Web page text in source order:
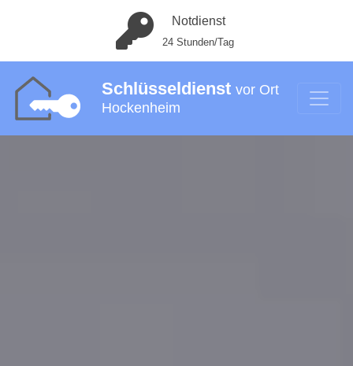
Notdienst
24 Stunden/Tag
Schlüsseldienst vor Ort
Hockenheim